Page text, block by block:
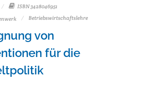
ISBN 3428046951
Betriebswirtschaftslehre
von
für die